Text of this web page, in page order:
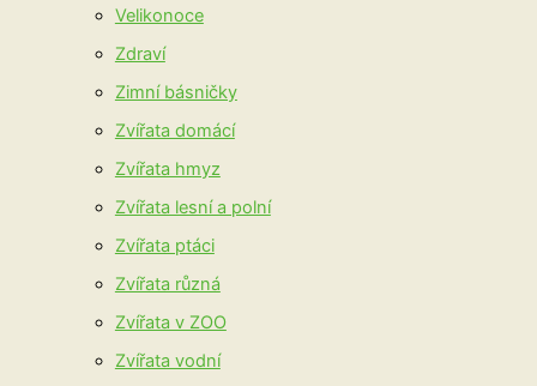
Velikonoce
Zdraví
Zimní básničky
Zvířata domácí
Zvířata hmyz
Zvířata lesní a polní
Zvířata ptáci
Zvířata různá
Zvířata v ZOO
Zvířata vodní